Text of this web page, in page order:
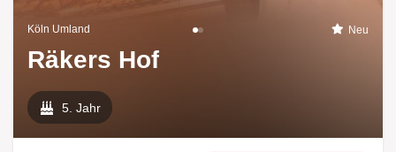
Köln Umland Neu
Räkers Hof
5. Jahr